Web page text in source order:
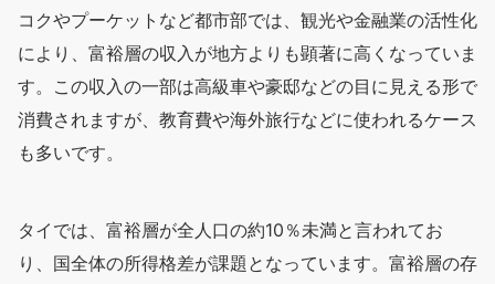
コクやプーケットなど都市部では、観光や金融業の活性化
により、富裕層の収入が地方よりも顕著に高くなっていま
す。この収入の一部は高級車や豪邸などの目に見える形で
消費されますが、教育費や海外旅行などに使われるケース
も多いです。
タイでは、富裕層が全人口の約10％未満と言われてお
り、国全体の所得格差が課題となっています。富裕層の存